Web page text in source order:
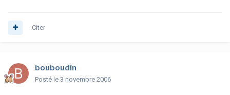
Citer
bouboudin
Posté le 3 novembre 2006